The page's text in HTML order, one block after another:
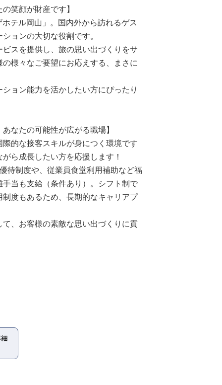
笑顔が財産です】
テル岡山」。国内外から訪れるゲス
ョンの大切な役割です。
スを提供し、旅の思い出づくりをサ
様々なご要望にお応えする、まさに
ョン能力を活かしたい方にぴったり
なたの可能性が広がる職場】
的な接客スキルが身につく環境です
ら成長したい方を応援します！
待制度や、従業員食堂利用補助など福
当も支給（条件あり）。シフト制で
度もあるため、長期的なキャリアプ
、お客様の素敵な思い出づくりに貢